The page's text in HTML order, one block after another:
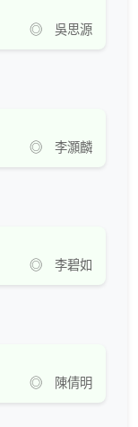
◎ 吳思源
◎ 李灝麟
◎ 李碧如
◎ 陳倩明